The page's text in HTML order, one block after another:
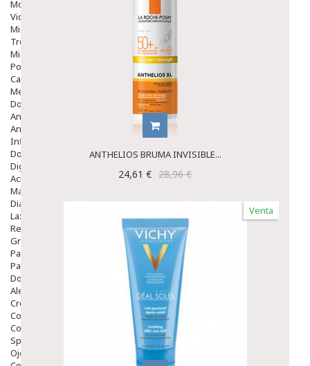
Movilidad
Vida Diaria
Miembro Superior
Tronco
Miembro Inferior
Podología
Calzado
Medicamentos
Dolor E Inflamación
Analgésicos
Anestésicos
Inflamación Articulaciones
Dolor Muscular / Articular
Digestivo
Acidez, Gases Y Ardores
Mala Digestion
Diarrea / Estreñimiento / Vómitos
Laxantes
Resfriados
Gripe Y Resfriados
Para La Tos
Para Descongestionar La Nariz
Dolor De Garganta
Alergias Y Picaduras
Cremas
Comprimidos
Colirios
Sprays
Ojos Y Oidos
ANTHELIOS BRUMA INVISIBLE...
24,61 € 28,96 €
Venta